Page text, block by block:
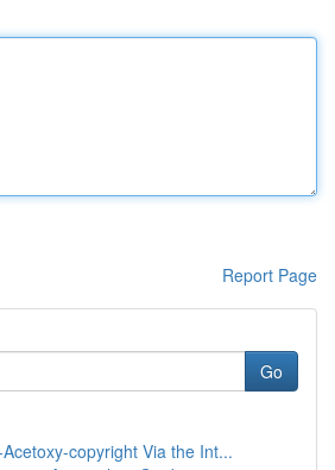
Report Page
Go
copyright Via the Int...